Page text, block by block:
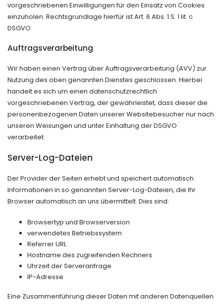
vorgeschriebenen Einwilligungen für den Einsatz von Cookies
einzuholen. Rechtsgrundlage hierfür ist Art. 6 Abs. 1 S. 1 lit. c
DSGVO.
Auftragsverarbeitung
Wir haben einen Vertrag über Auftragsverarbeitung (AVV) zur
Nutzung des oben genannten Dienstes geschlossen. Hierbei
handelt es sich um einen datenschutzrechtlich
vorgeschriebenen Vertrag, der gewährleistet, dass dieser die
personenbezogenen Daten unserer Websitebesucher nur nach
unseren Weisungen und unter Einhaltung der DSGVO
verarbeitet.
Server-Log-Dateien
Der Provider der Seiten erhebt und speichert automatisch
Informationen in so genannten Server-Log-Dateien, die Ihr
Browser automatisch an uns übermittelt. Dies sind:
Browsertyp und Browserversion
verwendetes Betriebssystem
Referrer URL
Hostname des zugreifenden Rechners
Uhrzeit der Serveranfrage
IP-Adresse
Eine Zusammenführung dieser Daten mit anderen Datenquellen